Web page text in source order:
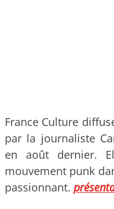
France Culture
par la journaliste
en août dernier.
mouvement punk
passionnant.